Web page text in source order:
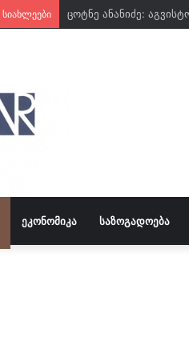
სიახლეები კასპში 2008 წლის
ᲔᲙᲝᲜᲝᲛᲘᲙᲐ ᲡᲐᲖᲝᲒᲐᲓᲝᲔᲑᲐ